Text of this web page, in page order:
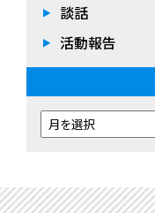
談話
活動報告